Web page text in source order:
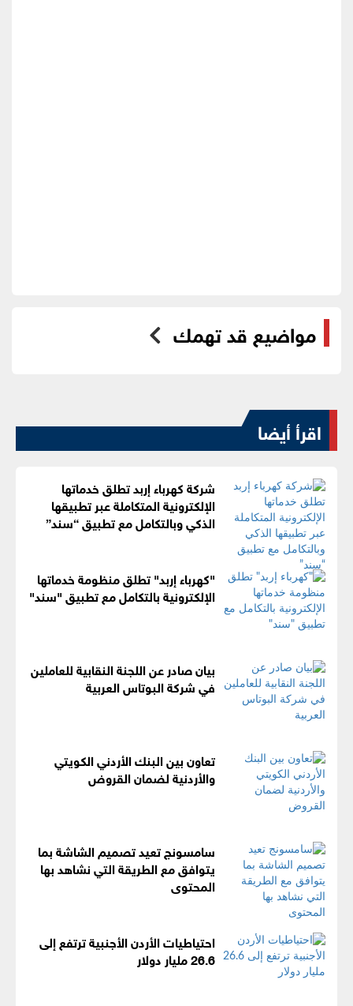
مواضيع قد تهمك
اقرأ أيضا
شركة كهرباء إربد تطلق خدماتها
الإلكترونية المتكاملة عبر تطبيقها
الذكي وبالتكامل مع تطبيق “سند”
"كهرباء إربد" تطلق منظومة خدماتها
الإلكترونية بالتكامل مع تطبيق "سند"
بيان صادر عن اللجنة النقابية للعاملين
في شركة البوتاس العربية
تعاون بين البنك الأردني الكويتي
والأردنية لضمان القروض
سامسونج تعيد تصميم الشاشة بما
يتوافق مع الطريقة التي نشاهد بها
المحتوى
احتياطيات الأردن الأجنبية ترتفع إلى
26.6 مليار دولار